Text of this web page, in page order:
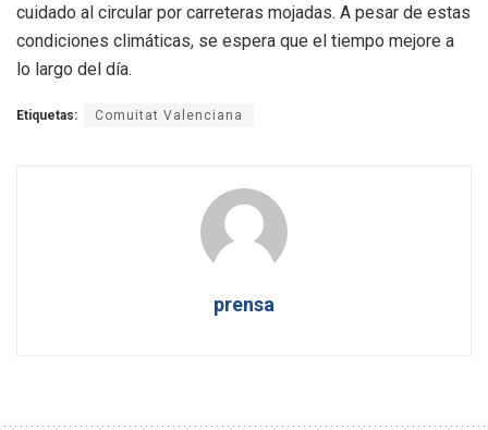
cuidado al circular por carreteras mojadas. A pesar de estas
condiciones climáticas, se espera que el tiempo mejore a
lo largo del día.
Etiquetas: Comuitat Valenciana
prensa